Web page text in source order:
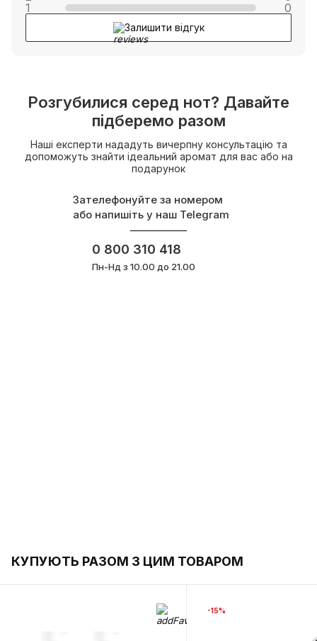
1
0
Залишити відгук
Розгубилися серед нот? Давайте
підберемо разом
Наші експерти нададуть вичерпну консультацію та
допоможуть знайти ідеальний аромат для вас або на
подарунок
Зателефонуйте за номером
або напишіть у наш Telegram
0 800 310 418
Пн-Нд з 10.00 до 21.00
КУПУЮТЬ РАЗОМ З ЦИМ ТОВАРОМ
-15%